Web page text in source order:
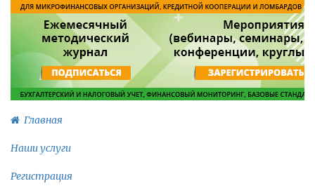
Главная
Наши услуги
Регистрация